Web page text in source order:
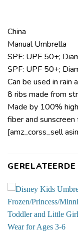
China
Manual Umbrella
SPF: UPF 50+;
SPF: UPF 50+;
Can be used in rain
8 ribs made from
Made by 100%
fiber and sunscreen
[amz_corss_sell